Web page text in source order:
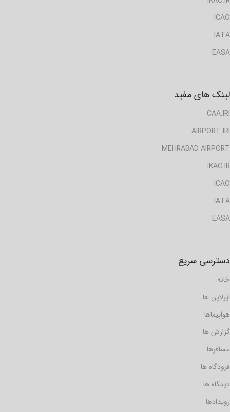
ICAO
IATA
EASA
لینک های مفید
CAA.IRI
AIRPORT.IRI
MEHRABAD AIRPORT
IKAC.IR
ICAO
IATA
EASA
دسترسی سریع
خانه
ایرلاین ها
هواپیماها
گزارش ها
مسافرها
فرودگاه ها
دیدگاه ها
رویدادها